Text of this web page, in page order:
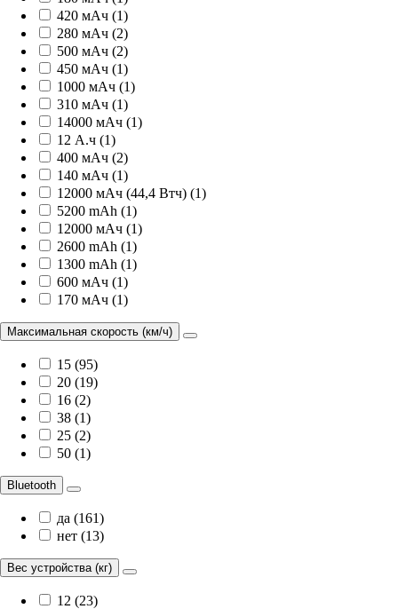
420 мАч (1)
280 мАч (2)
500 мАч (2)
450 мАч (1)
1000 мАч (1)
310 мАч (1)
14000 мАч (1)
12 А.ч (1)
400 мАч (2)
140 мАч (1)
12000 мАч (44,4 Втч) (1)
5200 mAh (1)
12000 мАч (1)
2600 mAh (1)
1300 mAh (1)
600 мАч (1)
170 мАч (1)
Максимальная скорость (км/ч)
15 (95)
20 (19)
16 (2)
38 (1)
25 (2)
50 (1)
Bluetooth
да (161)
нет (13)
Вес устройства (кг)
12 (23)